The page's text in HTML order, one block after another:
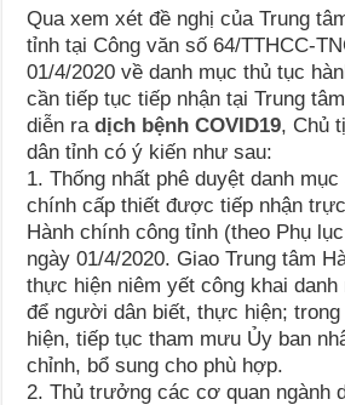
Qua xem xét đề nghị của Trung
tỉnh tại Công văn số 64/TTHCC-
01/4/2020 về danh mục thủ tục
cần tiếp tục tiếp nhận tại Trung
diễn radịch bệnh COVID19, Chủ
dân tỉnh có ý kiến như sau:
1. Thống nhất phê duyệt danh
chính cấp thiết được tiếp nhận
Hành chính công tỉnh (theo Phụ
ngày 01/4/2020. Giao Trung tâm
thực hiện niêm yết công khai danh
để người dân biết, thực hiện;
hiện, tiếp tục tham mưu Ủy ban
chỉnh, bổ sung cho phù hợp.
2. Thủ trưởng các cơ quan ngành